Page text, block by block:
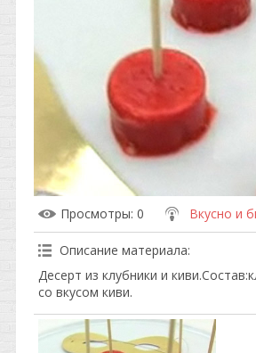
Просмотры: 0 Вкусно и
Описание материала:
Десерт из клубники и
со вкусом киви.